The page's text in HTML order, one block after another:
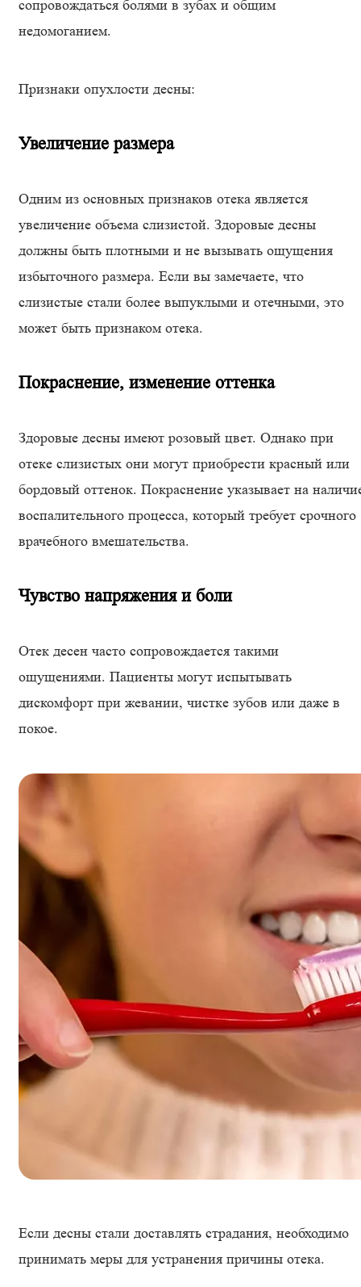
сопровождаться болями в зубах и общим
недомоганием.
Признаки опухлости десны:
Увеличение размера
Одним из основных признаков отека является
увеличение объема слизистой. Здоровые десны
должны быть плотными и не вызывать ощущения
избыточного размера. Если вы замечаете, что
слизистые стали более выпуклыми и отечными, это
может быть признаком отека.
Покраснение, изменение оттенка
Здоровые десны имеют розовый цвет. Однако при
отеке слизистых они могут приобрести красный или
бордовый оттенок. Покраснение указывает на
воспалительного процесса, который требует срочного
врачебного вмешательства.
Чувство напряжения и боли
Отек десен часто сопровождается такими
ощущениями. Пациенты могут испытывать
дискомфорт при жевании, чистке зубов или даже в
покое.
Если десны стали доставлять страдания, необходимо
принимать меры для устранения причины отека.